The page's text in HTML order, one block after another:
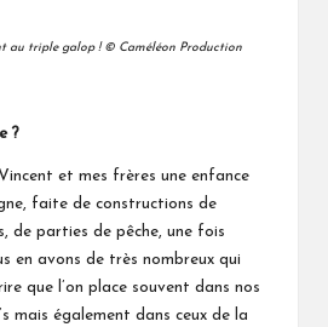
au triple galop ! © Caméléon Production
?
et mes frères une enfance
faite de constructions de
de parties de pêche, une fois
en avons de très nombreux qui
que l’on place souvent dans nos
mais également dans ceux de la